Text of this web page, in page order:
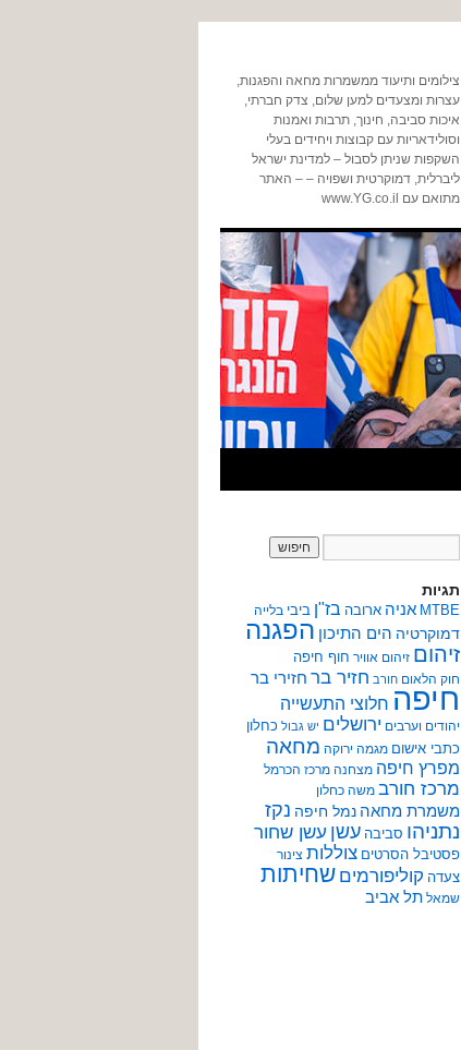
צילומים ותיעוד ממשמרות מחאה והפגנות,
עצרות ומצעדים למען שלום, צדק חברתי,
איכות סביבה, חינוך, תרבות ואמנות
וסולידאריות עם קבוצות ויחידים בעלי
השקפות שניתן לסבול – למדינת ישראל
ליברלית, דמוקרטית ושפויה – – האתר
מתואם עם www.YG.co.il
תגיות
MTBE אניה ארובה בז"ן ביבי בלייה
דמוקרטיה הים התיכון הפגנה
זיהום זיהום אוויר חוף חיפה
חוק הלאום חורב חזיר בר חזירי בר
חיפה חלוצי התעשייה
יהודים וערבים ירושלים יש גבול כחלון
כתבי אישום מגמה ירוקה מחאה
מפרץ חיפה מצחנה מרכז הכרמל
מרכז חורב משה כחלון
משמרת מחאה נמל חיפה נקז
נתניהו סביבה עשן עשן שחור
פסטיבל הסרטים צוללות צינור
צעדה קוליפורמים שחיתות
שמאל תל אביב